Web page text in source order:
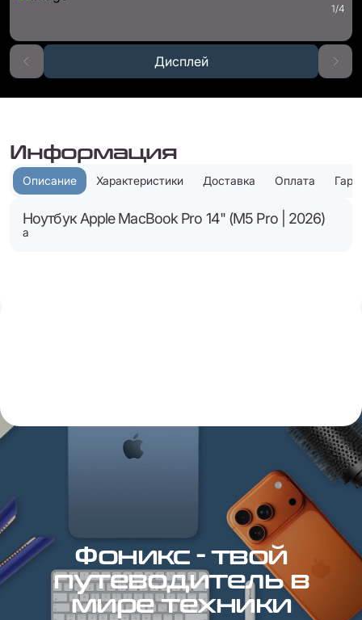
1/4
Дисплей
Информация
Описание Характеристики Доставка Оплата
Ноутбук Apple MacBook Pro 14" (M5 Pro | 2026)
а
Фоникс - твой
путеводитель в
мире техники